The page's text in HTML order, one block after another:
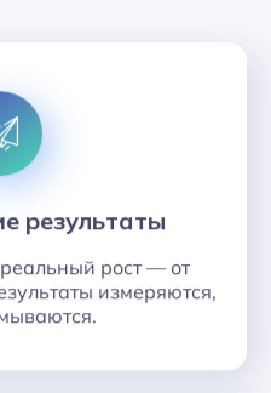
результаты
рост — от
измеряются,